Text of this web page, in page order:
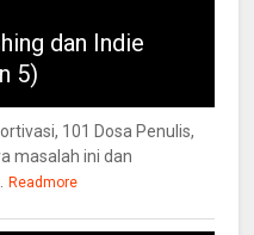
dan Indie
5)
101 Dosa Penulis,
masalah ini dan
Readmore